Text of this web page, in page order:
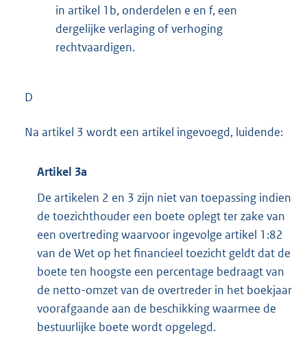
in artikel 1b, onderdelen e en f, een
dergelijke verlaging of verhoging
rechtvaardigen.
D
Na artikel 3 wordt een artikel ingevoegd, luidende:
Artikel 3a
De artikelen 2 en 3 zijn niet van toepassing indien
de toezichthouder een boete oplegt ter zake van
een overtreding waarvoor ingevolge artikel 1:82
van de Wet op het financieel toezicht geldt dat de
boete ten hoogste een percentage bedraagt van
de netto-omzet van de overtreder in het boekjaar
voorafgaande aan de beschikking waarmee de
bestuurlijke boete wordt opgelegd.